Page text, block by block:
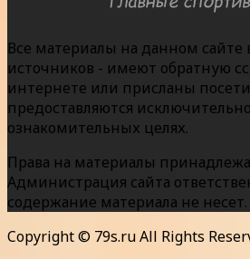
Все материалы на данном сайте
источников - имеют обратную
интернете или присланы
предоставляются
ознакомительных целях.
Права на материалы
Администрация сайта
содержание материала не несет.
Copyright © 79s.ru All Rights